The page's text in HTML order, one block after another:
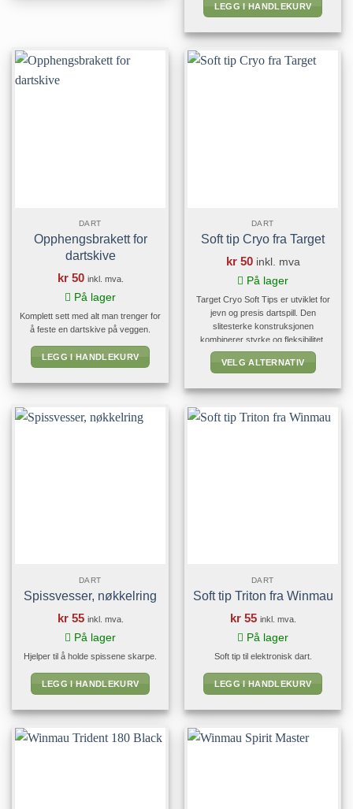
LEGG I HANDLEKURV
DART
Opphengsbrakett for
dartskive
kr50 inkl. mva.
På lager
Komplett sett med alt man trenger for
å feste en dartskive på veggen.
LEGG I HANDLEKURV
DART
Soft tip Cryo fra Target
kr50inkl. mva
På lager
Target Cryo Soft Tips er utviklet for
jevn og presis dartspill. Den
slitesterke konstruksjonen
kombinerer styrke og fleksibilitet,
noe som reduserer risikoen for at
spissene knekker samtidig som de
lengde på 24,5 mm og passer
konkurransespill. Hver pakke
VELG ALTERNATIV
produktet
har
DART
Spissvesser, nøkkelring
kr55 inkl. mva.
På lager
Hjelper til å holde spissene skarpe.
LEGG I HANDLEKURV
DART
Soft tip Triton fra Winmau
kr55 inkl. mva.
På lager
Soft tip til elektronisk dart.
LEGG I HANDLEKURV